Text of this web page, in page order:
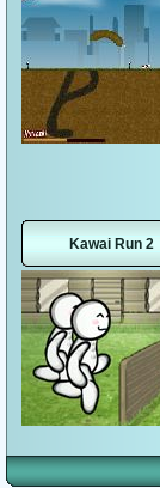
Kawai Run 2